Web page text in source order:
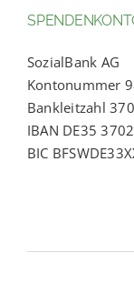
SozialBank AG
Kontonummer
Bankleitzahl
IBAN DE35
BIC